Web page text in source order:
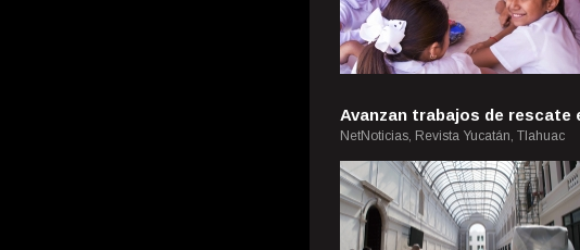
Avanzan trabajos de rescate
NetNoticias, Revista Yucatán, Tlahuac